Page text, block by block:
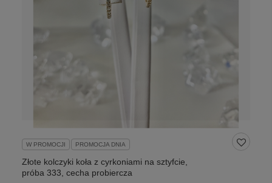
W PROMOCJI PROMOCJA DNIA
Złote kolczyki koła z cyrkoniami na sztyfcie,
próba 333, cecha probiercza